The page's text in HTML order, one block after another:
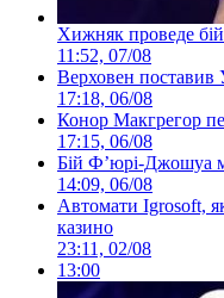
Хижняк проведе
11:52, 07/08
Верховен поставив
17:18, 06/08
Конор Макгрегор
17:15, 06/08
Бій Ф’юрі-Джошуа
14:09, 06/08
Автомати Igrosoft,
казино
23:11, 02/08
13:00